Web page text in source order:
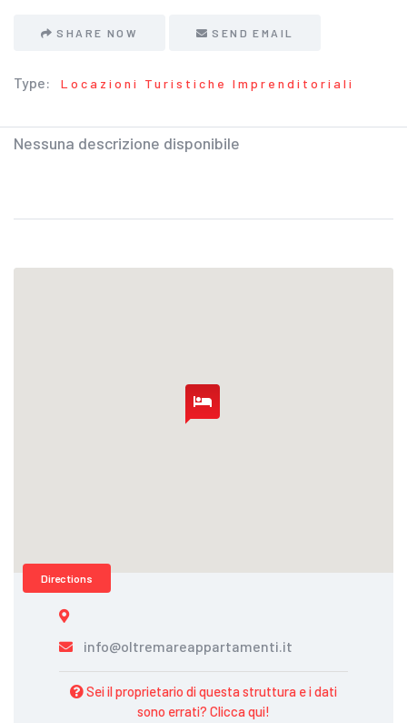
SHARE NOW SEND EMAIL
Type: Locazioni Turistiche Imprenditoriali
Nessuna descrizione disponibile
Directions
info@oltremareappartamenti.it
Sei il proprietario di questa struttura e i dati
sono errati? Clicca qui!